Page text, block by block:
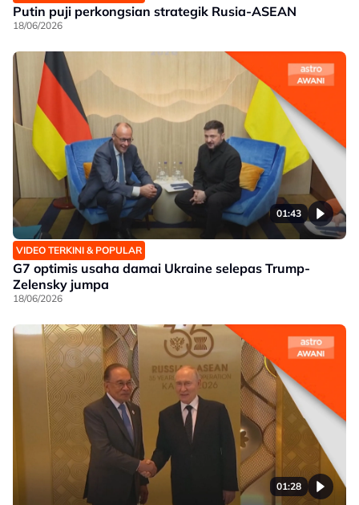
Putin puji perkongsian strategik Rusia-ASEAN
18/06/2026
01:43
VIDEO TERKINI & POPULAR
G7 optimis usaha damai Ukraine selepas Trump-
Zelensky jumpa
18/06/2026
01:28